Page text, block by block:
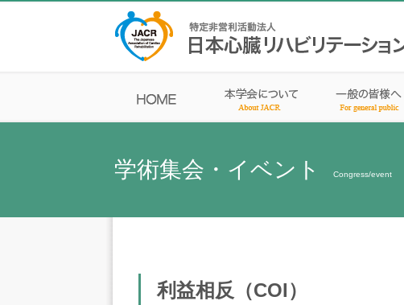
学術集会・イベント Congress/event
利益相反（COI）